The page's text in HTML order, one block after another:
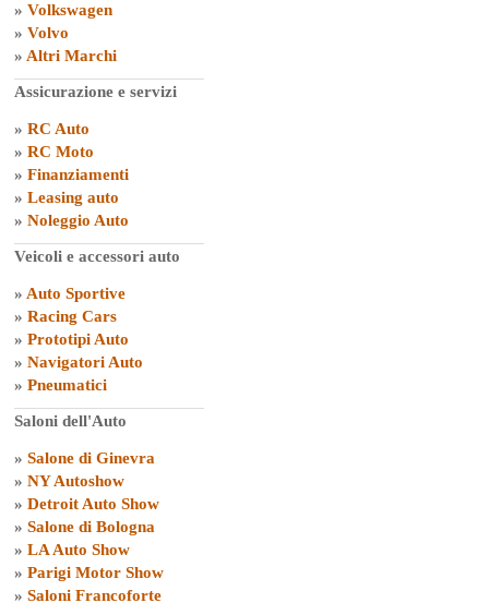
» Volkswagen
» Volvo
» Altri Marchi
Assicurazione e servizi
» RC Auto
» RC Moto
» Finanziamenti
» Leasing auto
» Noleggio Auto
Veicoli e accessori auto
» Auto Sportive
» Racing Cars
» Prototipi Auto
» Navigatori Auto
» Pneumatici
Saloni dell'Auto
» Salone di Ginevra
» NY Autoshow
» Detroit Auto Show
» Salone di Bologna
» LA Auto Show
» Parigi Motor Show
» Saloni Francoforte